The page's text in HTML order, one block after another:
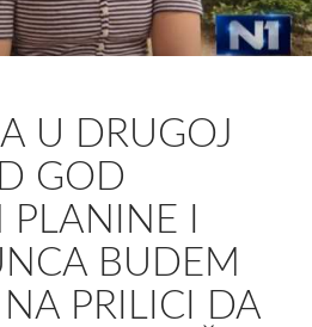
U DRUGOJ
GOD
I
BUDEM
PRILICI DA